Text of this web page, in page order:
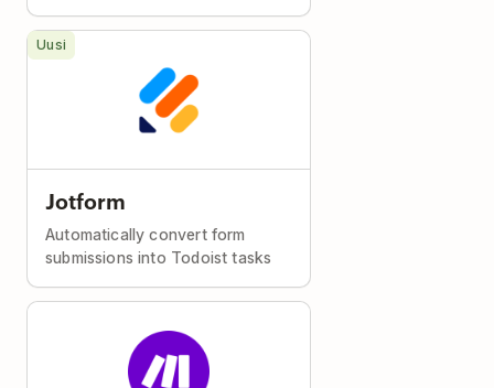
Jotform
Automatically convert form
submissions into Todoist tasks
Uusi